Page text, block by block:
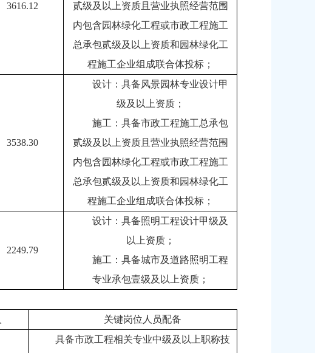
3616.12
贰级及以上资质且营业执照经营范围
内包含园林绿化工程或市政工程施工
总承包贰级及以上资质和园林绿化工
程施工企业组成联合体投标；
3538.30
设计：具备风景园林专业设计甲
级及以上资质；
施工：具备市政工程施工总承包
贰级及以上资质且营业执照经营范围
内包含园林绿化工程或市政工程施工
总承包贰级及以上资质和园林绿化工
程施工企业组成联合体投标；
2249.79
设计：具备照明工程设计甲级及
以上资质；
施工：具备城市及道路照明工程
专业承包壹级及以上资质；
关键岗位人员配备
具备市政工程相关专业中级及以上职称技